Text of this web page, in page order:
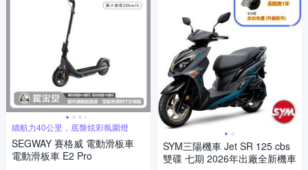
續航力40公里，底盤炫彩氛圍燈
SEGWAY 賽格威 電動滑板車
電動滑板車 E2 Pro
SYM三陽機車 Jet SR 125 cbs
雙碟 七期 2026年出廠全新機車